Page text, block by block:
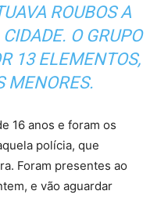
ROUBOS A
O GRUPO
13 ELEMENTOS,
MENORES.
16 anos e foram os
polícia, que
Foram presentes ao
e vão aguardar